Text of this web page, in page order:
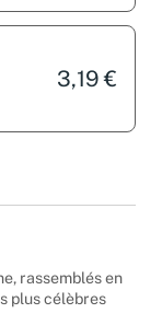
3,19 €
rassemblés en
célèbres